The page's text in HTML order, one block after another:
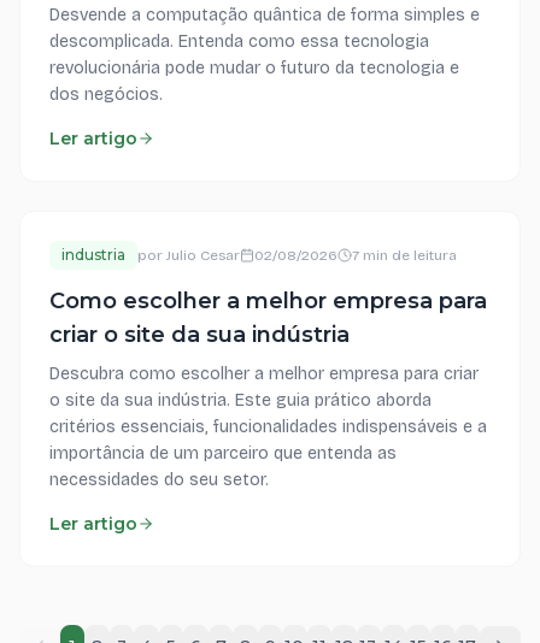
Desvende a computação quântica de forma simples e
descomplicada. Entenda como essa tecnologia
revolucionária pode mudar o futuro da tecnologia e
dos negócios.
Ler artigo
industria por Julio Cesar 02/08/2026 7 min de leitura
Como escolher a melhor empresa para
criar o site da sua indústria
Descubra como escolher a melhor empresa para criar
o site da sua indústria. Este guia prático aborda
critérios essenciais, funcionalidades indispensáveis e a
importância de um parceiro que entenda as
necessidades do seu setor.
Ler artigo